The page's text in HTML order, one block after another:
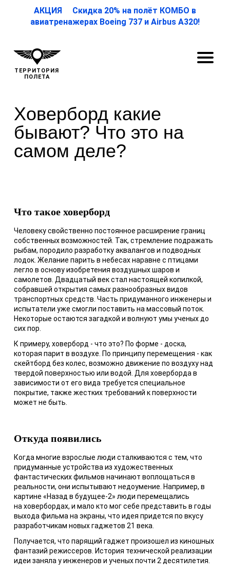
АКЦИЯ Скидка 20% на полёт КОМБО в
авиатренажерах Boeing 737 и Airbus A320!
ТЕРРИТОРИЯ
ПОЛЕТА
Ховерборд какие
бывают? Что это на
самом деле?
Что такое ховерборд
Человеку свойственно постоянное расширение границ
собственных возможностей. Так, стремление подражать
рыбам, породило разработку аквалангов и подводных
лодок. Желание парить в небесах наравне с птицами
легло в основу изобретения воздушных шаров и
самолетов. Двадцатый век стал настоящей копилкой,
собравшей открытия самых разнообразных видов
транспортных средств. Часть придуманного инженеры и
испытатели уже смогли поставить на массовый поток.
Некоторые остаются загадкой и волнуют умы ученых до
сих пор.
К примеру, ховерборд - что это? По форме - доска,
которая парит в воздухе. По принципу перемещения - как
скейтборд без колес, возможно движение по воздуху над
твердой поверхностью или водой. Для ховерборда в
зависимости от его вида требуется специальное
покрытие, также жестких требований к поверхности
может не быть.
Откуда появились
Когда многие взрослые люди сталкиваются с тем, что
придуманные устройства из художественных
фантастических фильмов начинают воплощаться в
реальности, они испытывают недоумение. Например, в
картине «Назад в будущее-2» люди перемещались
на ховербордах, и мало кто мог себе представить в годы
выхода фильма на экраны, что идея придется по вкусу
разработчикам новых гаджетов 21 века.
Получается, что парящий гаджет произошел из киношных
фантазий режиссеров. История технической реализации
идеи заняла у инженеров и ученых почти 2 десятилетия.